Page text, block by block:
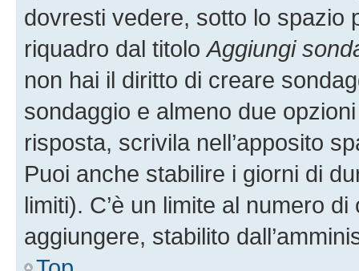
dovresti vedere, sotto lo spazio
riquadro dal titoloAggiungi
non hai il diritto di creare
sondaggio e almeno due
risposta, scrivila nell’apposito
Puoi anche stabilire i giorni di
limiti). C’è un limite al numero
aggiungere, stabilito